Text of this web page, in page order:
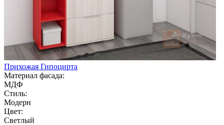
Прихожая Гипоцирта
Материал фасада:
МДФ
Стиль:
Модерн
Цвет:
Светлый